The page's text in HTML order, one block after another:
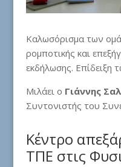
Καλωσόρισμα των
ρομποτικής και
εκδήλωσης.
Μιλάει ο Γιάννης
Συντονιστής του
Κέντρο
ΤΠΕ στις